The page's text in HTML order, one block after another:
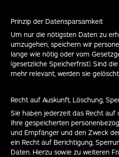
Prinzip der Datensparsamkeit
Um nur die nötigsten Daten zu
umzugehen, speichern wir
lange wie nötig oder vom
(gesetzliche Speicherfrist). Sind
mehr relevant, werden sie
Recht auf Auskunft, Löschung,
Sie haben jederzeit das Recht
Ihre gespeicherten
und Empfänger und den Zweck
ein Recht auf Berichtigung,
Daten. Hierzu sowie zu weiteren